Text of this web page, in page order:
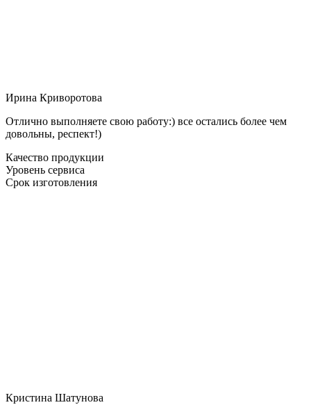
Ирина Криворотова
Отлично выполняете свою работу:) все остались более чем
довольны, респект!)
Качество продукции
Уровень сервиса
Срок изготовления
Кристина Шатунова